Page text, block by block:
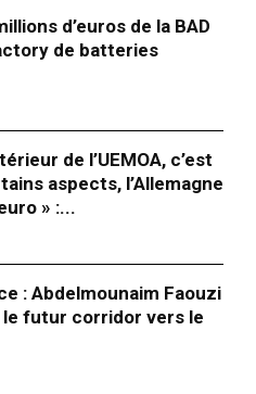
de
d’euros de la BAD
de batteries
de l’UEMOA, c’est
aspects, l’Allemagne
» :...
: Abdelmounaim Faouzi
le futur corridor vers le